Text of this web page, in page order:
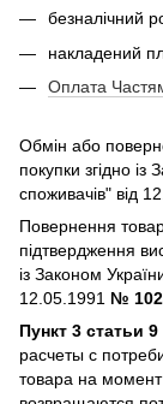
безналічний
накладений
Оплата
Обмін або
покупки згідно
споживачів" від
Повернення
підтвердження
із Законом
12.05.1991 №
Пункт 3 статьи 9
расчеты с
товара на момент